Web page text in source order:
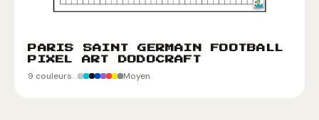
PARIS SAINT GERMAIN FOOTBALL
PIXEL ART DODOCRAFT
9 couleurs Moyen